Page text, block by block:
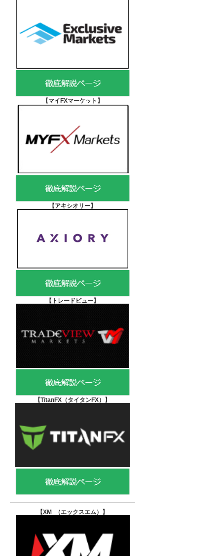
【マイFXマーケット 】
【アキシオリー】
【 トレードビュー】
【TitanFX（タイタンFX） 】
【XM （エックスエム） 】